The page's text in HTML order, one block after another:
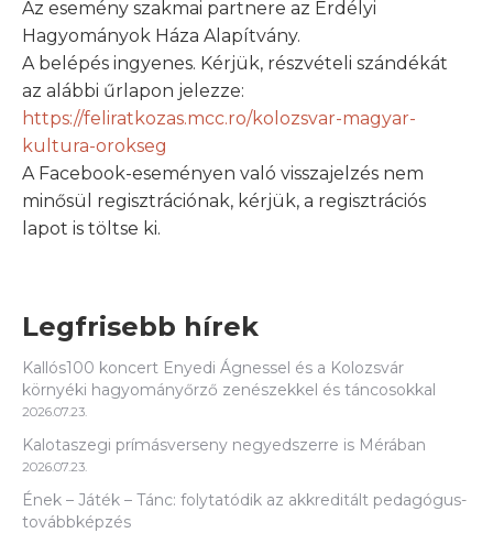
Az esemény szakmai partnere az Erdélyi
Hagyományok Háza Alapítvány.
A belépés ingyenes. Kérjük, részvételi szándékát
az alábbi űrlapon jelezze:
https://feliratkozas.mcc.ro/kolozsvar-magyar-
kultura-orokseg
A Facebook-eseményen való visszajelzés nem
minősül regisztrációnak, kérjük, a regisztrációs
lapot is töltse ki.
Legfrisebb hírek
Kallós100 koncert Enyedi Ágnessel és a Kolozsvár
környéki hagyományőrző zenészekkel és táncosokkal
2026.07.23.
Kalotaszegi prímásverseny negyedszerre is Mérában
2026.07.23.
Ének – Játék – Tánc: folytatódik az akkreditált pedagógus-
továbbképzés